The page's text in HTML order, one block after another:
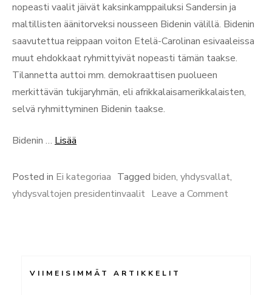
nopeasti vaalit jäivät kaksinkamppailuksi Sandersin ja
maltillisten äänitorveksi nousseen Bidenin välillä. Bidenin
saavutettua reippaan voiton Etelä-Carolinan esivaaleissa
muut ehdokkaat ryhmittyivät nopeasti tämän taakse.
Tilannetta auttoi mm. demokraattisen puolueen
merkittävän tukijaryhmän, eli afrikkalaisamerikkalaisten,
selvä ryhmittyminen Bidenin taakse.
Bidenin … Lisää
Amerikan
Matti
Posted in Ei kategoriaa Tagged biden, yhdysvallat,
yhdysvaltojen presidentinvaalit Leave a Commenton
VIIMEISIMMÄT ARTIKKELIT